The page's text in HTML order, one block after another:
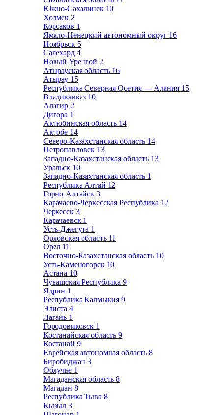
Южно-Сахалинск 10
Холмск 2
Корсаков 1
Ямало-Ненецкий автономный округ 16
Ноябрьск 5
Салехард 4
Новый Уренгой 2
Атырауская область 16
Атырау 15
Республика Северная Осетия — Алания 15
Владикавказ 10
Алагир 2
Дигора 1
Актюбинская область 14
Актобе 14
Северо-Казахстанская область 14
Петропавловск 13
Западно-Казахстанская область 13
Уральск 10
Западно-Казахтанская область 1
Республика Алтай 12
Горно-Алтайск 3
Карачаево-Черкесская Республика 12
Черкесск 3
Карачаевск 1
Усть-Джегута 1
Орловская область 11
Орел 11
Восточно-Казахстанская область 10
Усть-Каменогорск 10
Астана 10
Чувашская Республика 9
Ядрин 1
Республика Калмыкия 9
Элиста 4
Лагань 1
Городовиковск 1
Костанайская область 9
Костанай 9
Еврейская автономная область 8
Биробиджан 3
Облучье 1
Магаданская область 8
Магадан 8
Республика Тыва 8
Кызыл 3